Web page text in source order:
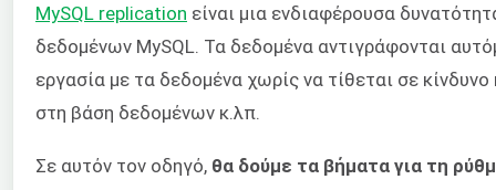
MySQL replication είναι μια ενδιαφέρουσα
δεδομένων MySQL. Τα δεδομένα αντιγράφονται
εργασία με τα δεδομένα χωρίς να τίθεται σε
στη βάση δεδομένων κ.λπ.
Σε αυτόν τον οδηγό, θα δούμε τα βήματα για τη